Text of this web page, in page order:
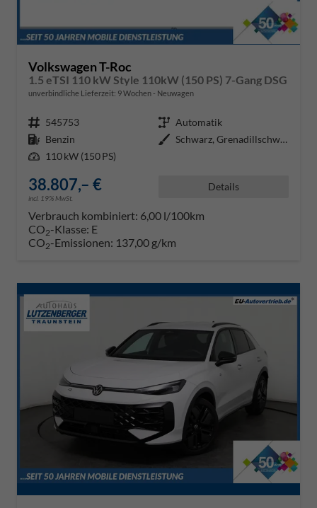
Volkswagen T-Roc
1.5 eTSI 110 kW Style 110kW (150 PS) 7-Gang DSG
unverbindliche Lieferzeit: 9 Wochen Neuwagen
Fahrzeugnr. 545753 Getriebe Automatik
Kraftstoff Benzin Außenfarbe
Schwarz, Grenadillschwarz Metall
Leistung 110 kW (150 PS)
38.807,– €
incl. 19% MwSt.
Details
Verbrauch kombiniert: 6,00 l/100km
CO2-Klasse: E
CO2-Emissionen: 137,00 g/km